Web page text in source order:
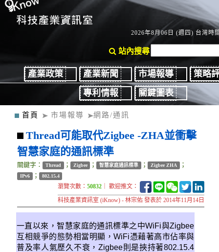
2026年8月06日 (週四) 台灣時
站內搜尋
產業政策 產業新聞 市場報導
策略
專利情報
關鍵圖表
首頁 市場報導 網路/通訊
Thread可能取代Zigbee -ZHA並衝擊
智慧家庭的通訊標準
關鍵字： Thread ； Zigbee ； 智慧家庭通訊標準 ； Zigbee ZHA ；
IPv6 ； 802.15.4
瀏覽次數：50832 ｜ 歡迎推文：
科技產業資訊室 (iKnow) - 林宗佑 發表於 2014年11月14日
一直以來，智慧家庭的通訊標準之中WiFi與Zigbee
互相競爭的態勢相當明顯，WiFi憑藉著高市佔率與
普及率人氣歷久不衰，Zigbee則是挾持著802.15.4